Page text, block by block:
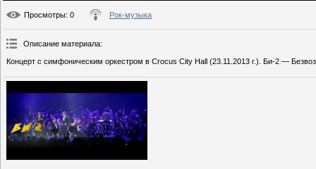
Просмотры: 0 Рок-музыка
Описание материала:
Концерт с симфоническим оркестром в Crocus City Hall (23.11.2013 г.). Би-2 —